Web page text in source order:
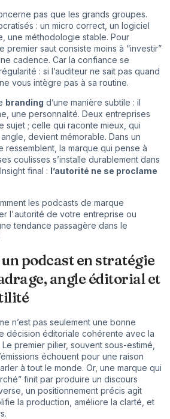
pas que les grands groupes.
: un micro correct, un logiciel
une méthodologie stable. Pour
premier saut consiste moins à “investir”
cadence. Car la confiance se
: si l’auditeur ne sait pas quand
vous intègre pas à sa routine.
branding d’une manière subtile : il
une personnalité. Deux entreprises
sujet ; celle qui raconte mieux, qui
devient mémorable. Dans un
ressemblent, la marque qui pense à
coulisses s’installe durablement dans
final : l’autorité ne se proclame
podcast en stratégie
angle éditorial et
n’est pas seulement une bonne
décision éditoriale cohérente avec la
Le premier pilier, souvent sous-estimé,
échouent pour une raison
à tout le monde. Or, une marque qui
finit par produire un discours
un positionnement précis agit
la production, améliore la clarté, et